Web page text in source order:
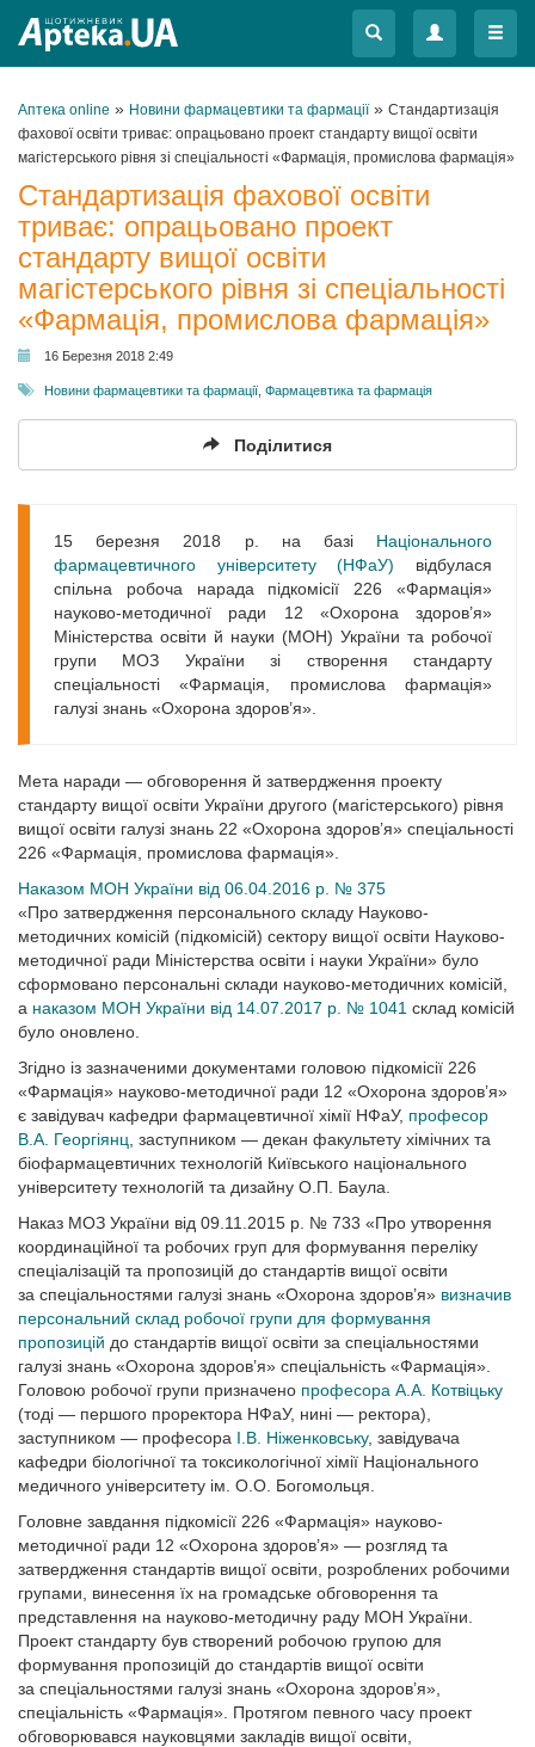
Меню
Меню
Аптека online » Новини фармацевтики та фармації» Стандартизація
фахової освіти триває: опрацьовано проект стандарту вищої освіти
магістерського рівня зі спеціальності «Фармація, промислова фармація»
Стандартизація фахової освіти
триває: опрацьовано проект
стандарту вищої освіти
магістерського рівня зі спеціальності
«Фармація, промислова фармація»
16 Березня 2018 2:49
Новини фармацевтики та фармації Фармацевтика та фармація
Поділитися
15 березня 2018 р. на базі Національного
фармацевтичного університету (НФаУ) відбулася
спільна робоча нарада підкомісії 226 «Фармація»
науково-методичної ради 12 «Охорона здоров’я»
Міністерства освіти й науки (МОН) України та робочої
групи МОЗ України зі створення стандарту
спеціальності «Фармація, промислова фармація»
галузі знань «Охорона здоров’я».
Мета наради — обговорення й затвердження проекту
стандарту вищої освіти України другого (магістерського) рівня
вищої освіти галузі знань 22 «Охорона здоров’я» спеціальності
226 «Фармація, промислова фармація».
Наказом МОН України від 06.04.2016 р. № 375
«Про затвердження персонального складу Науково-
методичних комісій (підкомісій) сектору вищої освіти Науково-
методичної ради Міністерства освіти і науки України» було
сформовано персональні склади науково-методичних комісій,
а наказом МОН України від 14.07.2017 р. № 1041 склад комісій
було оновлено.
Згідно із зазначеними документами головою підкомісії 226
«Фармація» науково-методичної ради 12 «Охорона здоров’я»
є завідувач кафедри фармацевтичної хімії НФаУ, професор
В.А. Геор­гіянц , заступником — декан факультету хімічних та
біофармацевтичних технологій Київського національного
університету технологій та дизайну О.П. Баула.
Наказ МОЗ України від 09.11.2015 р. № 733 «Про утворення
координаційної та робочих груп для формування переліку
спеціалізацій та пропозицій до стандартів вищої освіти
за спеціальностями галузі знань «Охорона здоров’я» визначив
персональний склад робочої групи для формування
пропозицій до стандартів вищої освіти за спеціальностями
галузі знань «Охорона здоров’я» спеціальність «Фармація».
Головою робочої групи призначено професора А.А. Котвіцьку
(тоді — першого проректора НФаУ, нині — ректора),
заступником — професора І.В. Ніженковську, завідувача
кафедри біологічної та токсикологічної хімії Національного
медичного університету ім. О.О. Богомольця.
Головне завдання підкомісії 226 «Фармація» науково-
методичної ради 12 «Охорона здоров’я» — розгляд та
затвердження стандартів вищої освіти, розроблених робочими
групами, винесення їх на громадське обговорення та
представлення на науково-методичну раду МОН України.
Проект стандарту був створений робочою групою для
формування пропозицій до стандартів вищої освіти
за спеціальностями галузі знань «Охорона здоров’я»,
спеціальність «Фармація». Протягом певного часу проект
обговорювався науковцями закладів вищої освіти,